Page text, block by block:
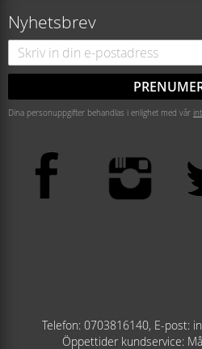
Nyhetsbrev
Dina personuppgifter behandlas i enlighet med vår
Telefon: 0703816140, E-post:
Öppettider kundservice: